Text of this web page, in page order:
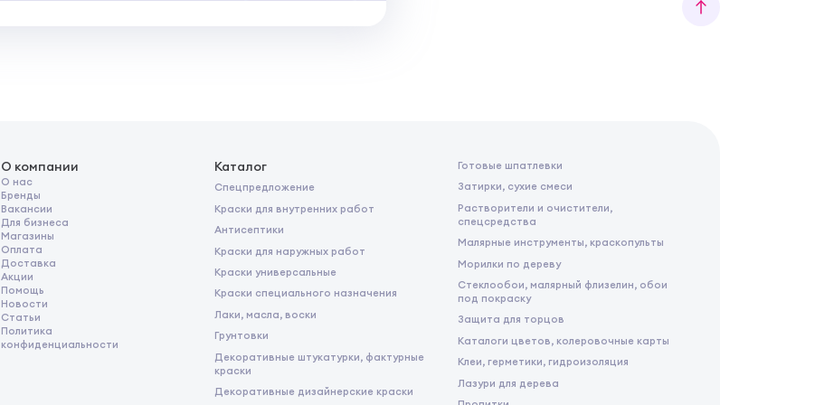
О компании
О нас
Бренды
Вакансии
Для бизнеса
Магазины
Оплата
Доставка
Акции
Помощь
Новости
Статьи
Политика
конфиденциальности
Каталог
Спецпредложение
Краски для внутренних работ
Антисептики
Краски для наружных работ
Краски универсальные
Краски специального назначения
Лаки, масла, воски
Грунтовки
Декоративные штукатурки, фактурные
краски
Декоративные дизайнерские краски
Готовые шпатлевки
Затирки, сухие смеси
Растворители и очистители,
спецсредства
Малярные инструменты, краскопульты
Морилки по дереву
Стеклообои, малярный флизелин, обои
под покраску
Защита для торцов
Каталоги цветов, колеровочные карты
Клеи, герметики, гидроизоляция
Лазури для дерева